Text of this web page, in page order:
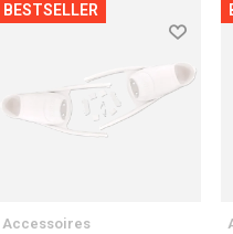
BESTSELLER
Accessoires